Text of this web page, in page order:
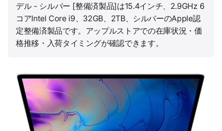
デル - シルバー [整備済製品]は15.4インチ、2.9GHz 6
コアIntel Core i9、32GB、2TB、シルバーのApple認
定整備済製品です。アップルストアでの在庫状況・価
格推移・入荷タイミングが確認できます。